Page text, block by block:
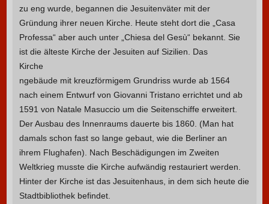
zu eng wurde, begannen die Jesuitenväter mit der
Gründung ihrer neuen Kirche. Heute steht dort die „Casa
Professa“ aber auch unter „Chiesa del Gesù“ bekannt. Sie
ist die älteste Kirche der Jesuiten auf Sizilien. Das
Kirche
ngebäude mit kreuzförmigem Grundriss wurde ab 1564
nach einem Entwurf von Giovanni Tristano errichtet und ab
1591 von Natale Masuccio um die Seitenschiffe erweitert.
Der Ausbau des Innenraums dauerte bis 1860. (Man hat
damals schon fast so lange gebaut, wie die Berliner an
ihrem Flughafen). Nach Beschädigungen im Zweiten
Weltkrieg musste die Kirche aufwändig restauriert werden.
Hinter der Kirche ist das Jesuitenhaus, in dem sich heute die
Stadtbibliothek befindet.